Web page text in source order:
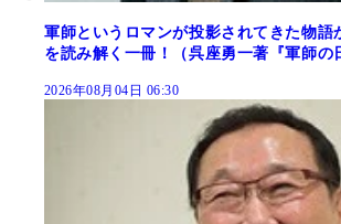
軍師というロマンが投影されてきた物語
を読み解く一冊！（呉座勇一著『軍師の
2026年08月04日 06:30